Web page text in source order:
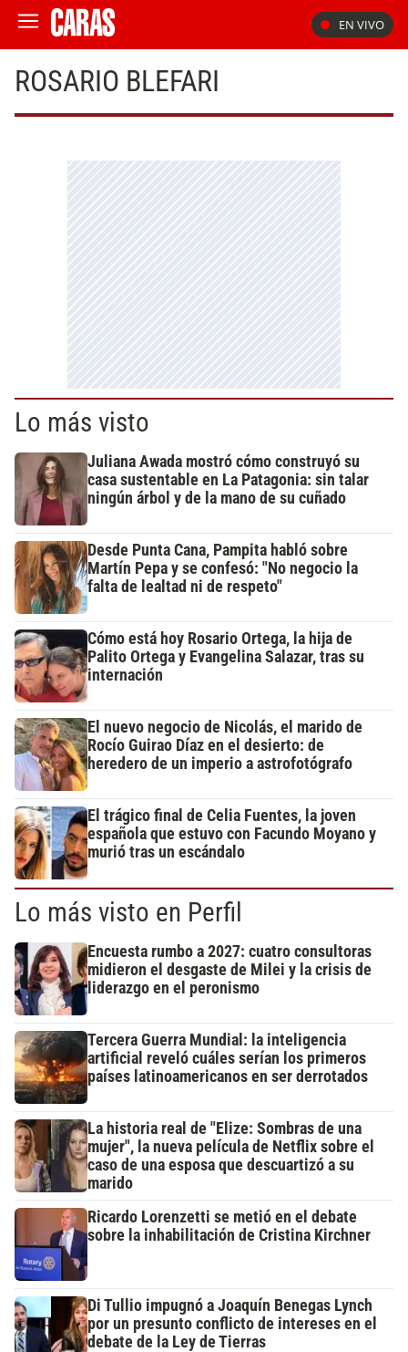
EN VIVO
ROSARIO BLEFARI
Lo más visto
Juliana Awada mostró cómo construyó su
casa sustentable en La Patagonia: sin talar
ningún árbol y de la mano de su cuñado
Desde Punta Cana, Pampita habló sobre
Martín Pepa y se confesó: "No negocio la
falta de lealtad ni de respeto"
Cómo está hoy Rosario Ortega, la hija de
Palito Ortega y Evangelina Salazar, tras su
internación
El nuevo negocio de Nicolás, el marido de
Rocío Guirao Díaz en el desierto: de
heredero de un imperio a astrofotógrafo
El trágico final de Celia Fuentes, la joven
española que estuvo con Facundo Moyano y
murió tras un escándalo
Lo más visto en Perfil
Encuesta rumbo a 2027: cuatro consultoras
midieron el desgaste de Milei y la crisis de
liderazgo en el peronismo
Tercera Guerra Mundial: la inteligencia
artificial reveló cuáles serían los primeros
países latinoamericanos en ser derrotados
La historia real de "Elize: Sombras de una
mujer", la nueva película de Netflix sobre el
caso de una esposa que descuartizó a su
marido
Ricardo Lorenzetti se metió en el debate
sobre la inhabilitación de Cristina Kirchner
Di Tullio impugnó a Joaquín Benegas Lynch
por un presunto conflicto de intereses en el
debate de la Ley de Tierras